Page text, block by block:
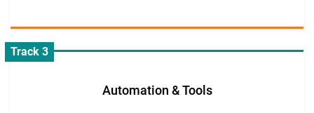
Automation & Tools
Track 3